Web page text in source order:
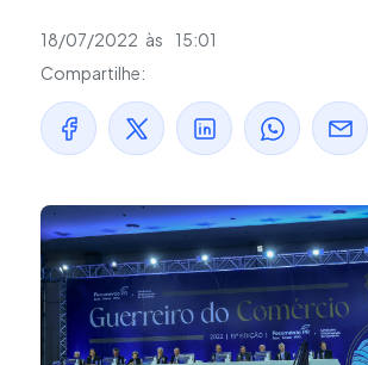
18/07/2022 às
15:01
Compartilhe: